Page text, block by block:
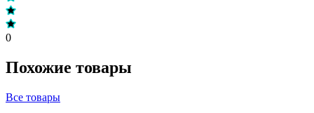
0
Похожие товары
Все товары